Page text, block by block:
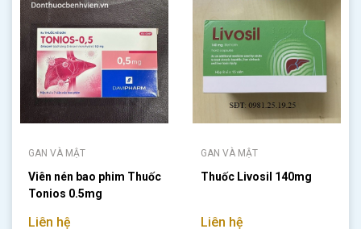
GAN VÀ MẬT
Viên nén bao phim Thuốc
Tonios 0.5mg
Liên hệ
GAN VÀ MẬT
Thuốc Livosil 140mg
Liên hệ